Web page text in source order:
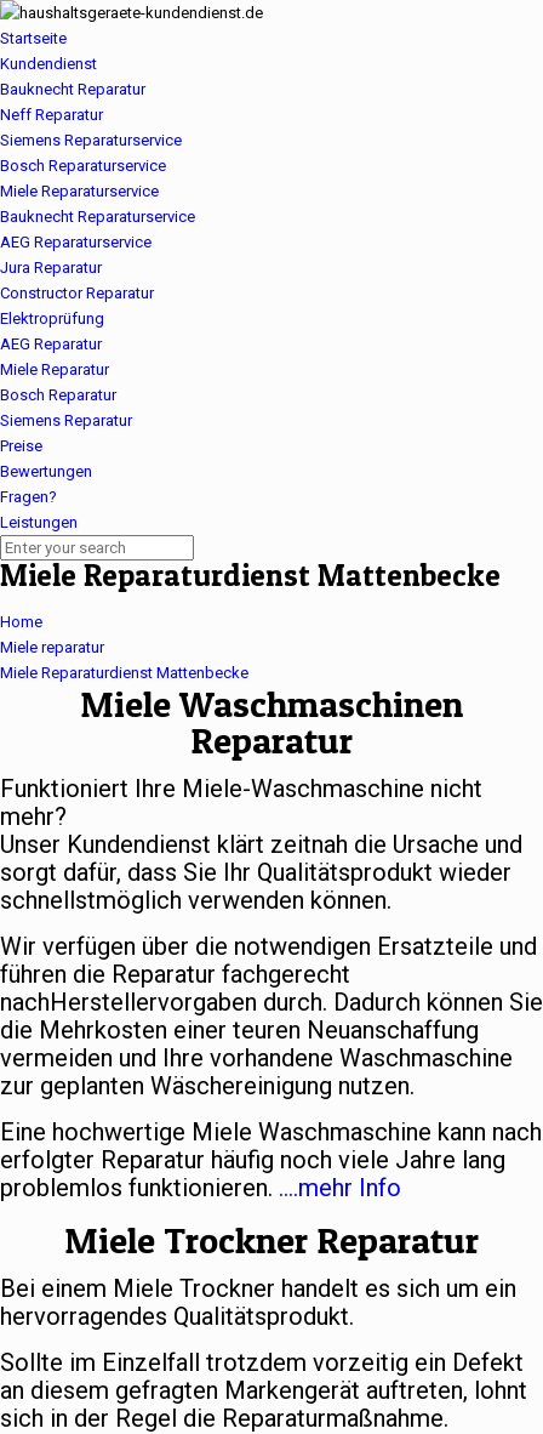
Startseite
Kundendienst
Bauknecht Reparatur
Neff Reparatur
Siemens Reparaturservice
Bosch Reparaturservice
Miele Reparaturservice
Bauknecht Reparaturservice
AEG Reparaturservice
Jura Reparatur
Constructor Reparatur
Elektroprüfung
AEG Reparatur
Miele Reparatur
Bosch Reparatur
Siemens Reparatur
Preise
Bewertungen
Fragen?
Leistungen
Miele Reparaturdienst Mattenbecke
Home
Miele reparatur
Miele Reparaturdienst Mattenbecke
Miele Waschmaschinen
Reparatur
Funktioniert Ihre Miele-Waschmaschine nicht
mehr?
Unser Kundendienst klärt zeitnah die Ursache und
sorgt dafür, dass Sie Ihr Qualitätsprodukt wieder
schnellstmöglich verwenden können.
Wir verfügen über die notwendigen Ersatzteile und
führen die Reparatur fachgerecht
nachHerstellervorgaben durch. Dadurch können Sie
die Mehrkosten einer teuren Neuanschaffung
vermeiden und Ihre vorhandene Waschmaschine
zur geplanten Wäschereinigung nutzen.
Eine hochwertige Miele Waschmaschine kann nach
erfolgter Reparatur häufig noch viele Jahre lang
problemlos funktionieren. ….mehr Info
Miele Trockner Reparatur
Bei einem Miele Trockner handelt es sich um ein
hervorragendes Qualitätsprodukt.
Sollte im Einzelfall trotzdem vorzeitig ein Defekt
an diesem gefragten Markengerät auftreten, lohnt
sich in der Regel die Reparaturmaßnahme.